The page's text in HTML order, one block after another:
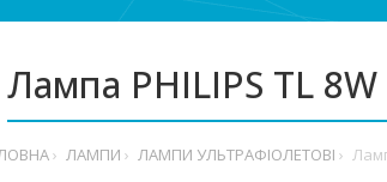
Лампа PHILIPS TL 8W
ЛАМПИ ЛАМПИ УЛЬТРАФІОЛЕТОВІ